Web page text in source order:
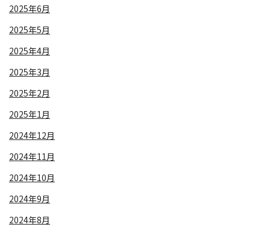
2025年6月
2025年5月
2025年4月
2025年3月
2025年2月
2025年1月
2024年12月
2024年11月
2024年10月
2024年9月
2024年8月